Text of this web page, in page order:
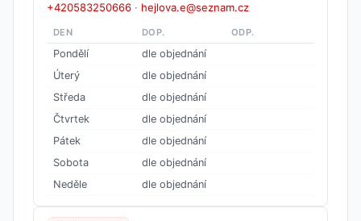
+420583250666 · hejlova.e@seznam.cz
DEN DOP. ODP.
Pondělí
dle objednání
Úterý
dle objednání
Středa
dle objednání
Čtvrtek
dle objednání
Pátek
dle objednání
Sobota
dle objednání
Neděle
dle objednání